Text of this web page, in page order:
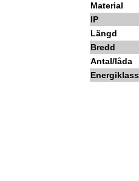
Material
IP
Längd
Bredd
Antal/låda
Energiklass